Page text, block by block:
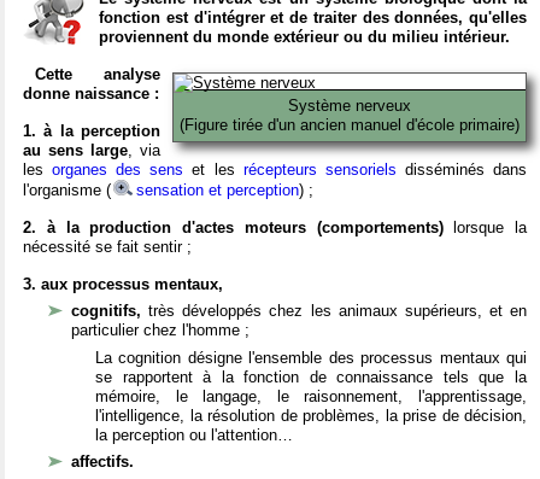
fonction est d'intégrer et de traiter des données, qu'elles
proviennent du monde extérieur ou du milieu intérieur.
Système nerveux
(Figure tirée d'un ancien manuel d'école primaire)
Cette analyse
donne naissance :
1. à la perception
au sens large, via
lesorganes des sens et les récepteurs sensoriels disséminés dans
l'organisme (
sensation et perception) ;
2. à la production d'actes moteurs (comportements)lorsque la
nécessité se fait sentir ;
3. aux processus mentaux,
cognitifs,très développés chez les animaux supérieurs, et en
particulier chez l'homme ;
La cognition désigne l'ensemble des processus mentaux qui
se rapportent à la fonction de connaissance tels que la
mémoire, le langage, le raisonnement, l'apprentissage,
l'intelligence, la résolution de problèmes, la prise de décision,
la perception ou l'attention…
affectifs.